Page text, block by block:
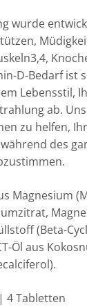
wurde
D-Bedarf ist
Lebensstil,
ab.
zu helfen,
des
Magnesium
(Beta-
Öl aus
4 Tabletten